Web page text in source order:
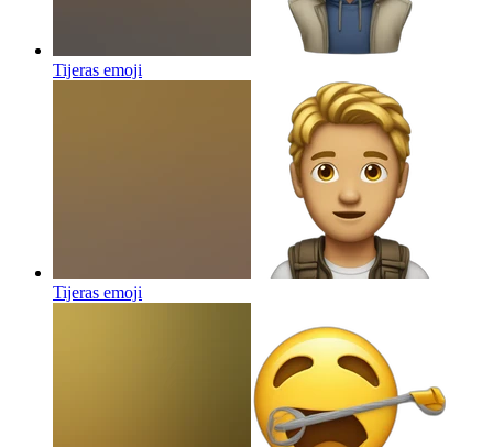
Tijeras emoji
Tijeras emoji